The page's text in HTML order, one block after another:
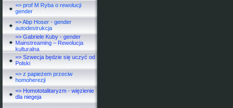
=> prof M Ryba o rewolucji
gender
=> Abp Hoser - gender
autodestrukcja
=> Gabriele Kuby - gender
Mainstreaming – Rewolucja
kulturalna
=> Szwecja będzie się uczyć od
Polski
=> z papieżem przeciw
homoherezji
=> Homototalitaryzm - więzienie
dla niegeja